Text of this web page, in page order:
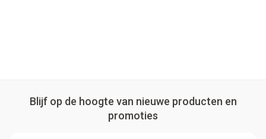
Blijf op de hoogte van nieuwe producten en
promoties